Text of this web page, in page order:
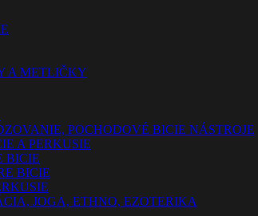
A METLIČKY
POCHODOVÉ BICIE NÁSTROJE
A PERKUSIE
BICIE
BICIE
JOGA, ETHNO, EZOTERIKA